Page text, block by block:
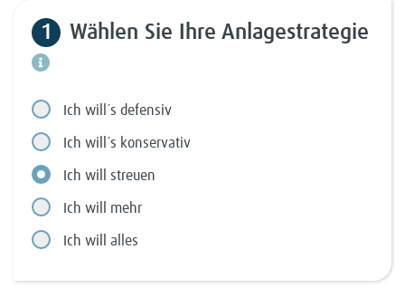
1 Wählen Sie Ihre Anlagestrategie
Ich will´s defensiv
Ich will´s konservativ
Ich will streuen
Ich will mehr
Ich will alles